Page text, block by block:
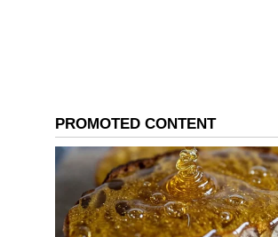
இன்றைய (மே 26)
விலை சவரனுக்கு ரூ.40
கேரட் தங்கம் கிராமுக்கு ரூ.5
தங்கம் கிராம் ஒன்றுக்கு ரூ.